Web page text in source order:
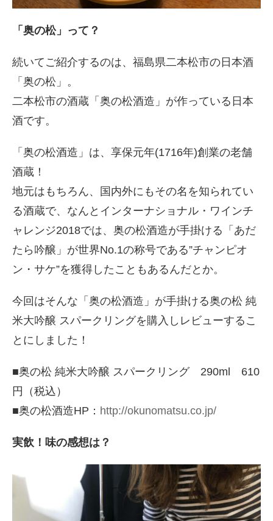
「奥の松」って？
続いてご紹介するのは、福島県二本松市の日本酒
「奥の松」。
二本松市の酒蔵「奥の松酒造」が作っている日本
酒です。
「奥の松酒造」は、享保元年(1716年)創業の老舗
酒蔵！
地元はもちろん、国内外にもその名を知られてい
る酒蔵で、なんとインターナショナル・ワインチ
ャレンジ2018では、奥の松酒造が手掛ける「あだ
たら吟醸」が世界No.1の称号である”チャンピオ
ン・サケ”を獲得したこともあるんだとか。
今回はそんな「奥の松酒造」が手掛ける奥の松 純
米大吟醸 スパークリングを購入しレビューするこ
とにしました！
■奥の松 純米大吟醸 スパークリング 290ml 610
円（税込）
■奥の松酒造HP： http://okunomatsu.co.jp/
実飲！味の感想は？